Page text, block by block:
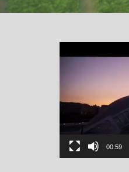
00:59